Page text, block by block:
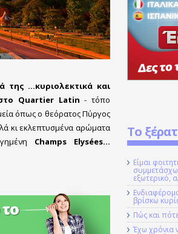
…κυριολεκτικά και
Quartier Latin - τόπο
όπως ο θεόρατος Πύργος
κι εκλεπτυσμένα αρώματα
Champs Elysées...
Το
Είμαι
εξωτερικό,
βρίσκω
Πώς και
Έχω χρόνια